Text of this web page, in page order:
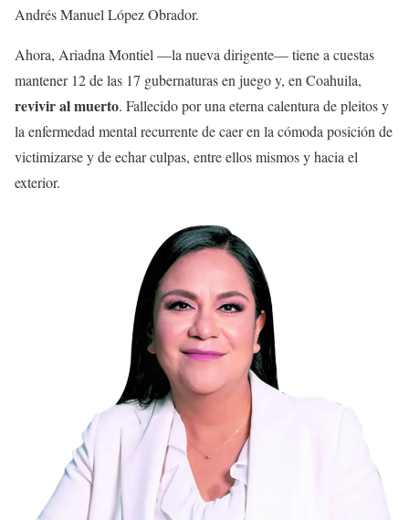
Andrés Manuel López Obrador.
Ahora, Ariadna Montiel —la nueva dirigente— tiene a cuestas
mantener 12 de las 17 gubernaturas en juego y, en Coahuila,
revivir al muerto. Fallecido por una eterna calentura de pleitos y
la enfermedad mental recurrente de caer en la cómoda posición de
victimizarse y de echar culpas, entre ellos mismos y hacia el
exterior.